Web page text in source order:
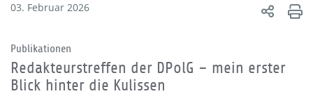
03. Februar 2026
Publikationen
Redakteurstreffen der DPolG – mein erster
Blick hinter die Kulissen